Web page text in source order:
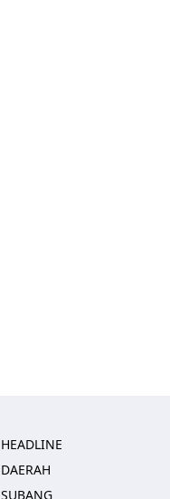
HEADLINE
DAERAH
SUBANG